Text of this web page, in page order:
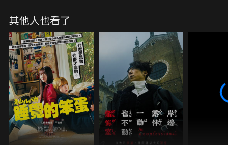
震驚地發現李仁竟對同班同學葵一見鍾情！眼看李仁
的童貞危在旦夕，蘭丸決定展開一場「不讓童貞失
守」的作戰！
其他人也看了